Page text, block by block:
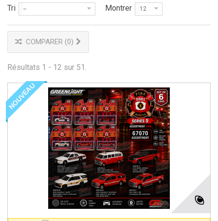
Tri -- Montrer 12
COMPARER (0)
Résultats 1 - 12 sur 51.
NOUVEAU